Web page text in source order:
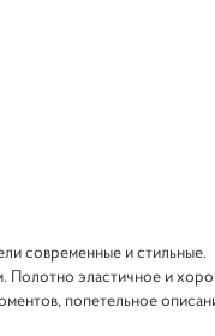
современные и стильные.
Полотно эластичное и
попетельное